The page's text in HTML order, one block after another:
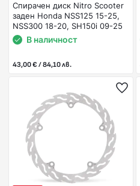
Спирачен диск Nitro Scooter
заден Honda NSS125 15-25,
NSS300 18-20, SH150i 09-25
В наличност
43,00 € / 84,10 лв.